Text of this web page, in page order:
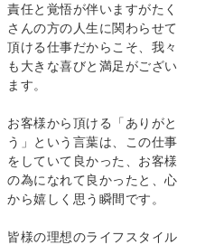
責任と覚悟が伴いますがたく
さんの方の人生に関わらせて
頂ける仕事だからこそ、我々
も大きな喜びと満足がござい
ます。
お客様から頂ける「ありがと
う」という言葉は、この仕事
をしていて良かった、お客様
の為になれて良かったと、心
から嬉しく思う瞬間です。
皆様の理想のライフスタイル